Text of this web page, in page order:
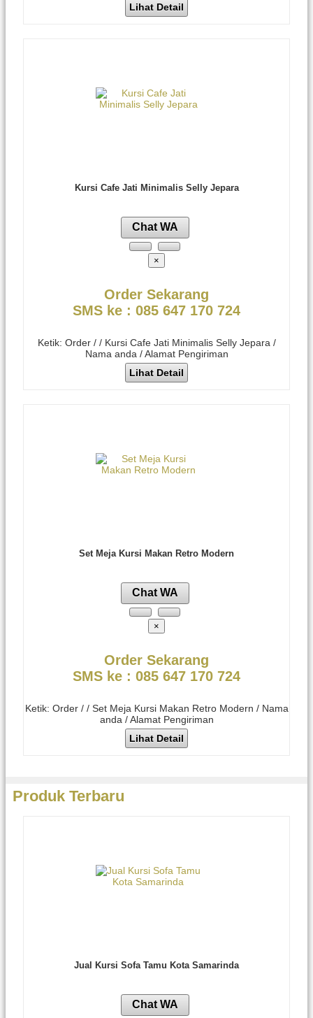
Lihat Detail
Kursi Cafe Jati Minimalis Selly Jepara
Chat WA
×
Order Sekarang
SMS ke : 085 647 170 724
Ketik: Order / / Kursi Cafe Jati Minimalis Selly Jepara /
Nama anda / Alamat Pengiriman
Lihat Detail
Set Meja Kursi Makan Retro Modern
Chat WA
×
Order Sekarang
SMS ke : 085 647 170 724
Ketik: Order / / Set Meja Kursi Makan Retro Modern / Nama
anda / Alamat Pengiriman
Lihat Detail
Produk Terbaru
Jual Kursi Sofa Tamu Kota Samarinda
Chat WA